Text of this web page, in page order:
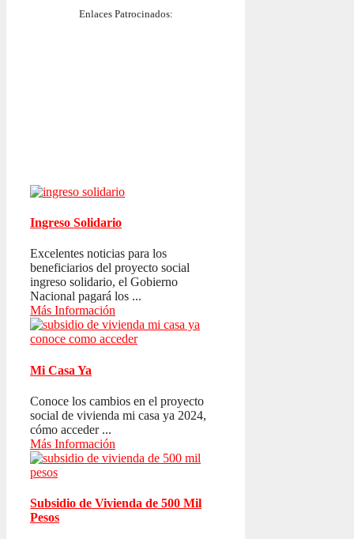
Enlaces Patrocinados:
Ingreso Solidario
Excelentes noticias para los
beneficiarios del proyecto social
ingreso solidario, el Gobierno
Nacional pagará los ...
Más Información
Mi Casa Ya
Conoce los cambios en el proyecto
social de vivienda mi casa ya 2024,
cómo acceder ...
Más Información
Subsidio de Vivienda de 500 Mil
Pesos